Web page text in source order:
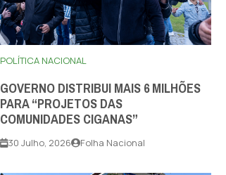
POLÍTICA NACIONAL
GOVERNO DISTRIBUI MAIS 6 MILHÕES
PARA “PROJETOS DAS
COMUNIDADES CIGANAS”
30 Julho, 2026 Folha Nacional